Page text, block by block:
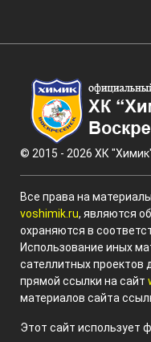
© 2015 - 2026 ХК
Все права на
voshimik.ru, являются
охраняются в
Использование иных
сателлитных проектов
прямой ссылки на сайт
материалов сайта
Этот сайт использует